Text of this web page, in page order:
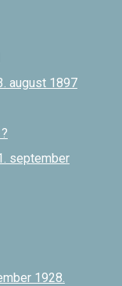
august 1897
september
1928.